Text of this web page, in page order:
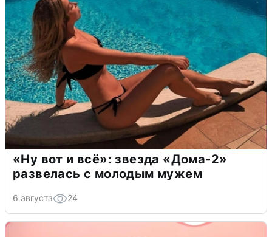
«Ну вот и всё»: звезда «Дома-2»
развелась с молодым мужем
6 августа 24